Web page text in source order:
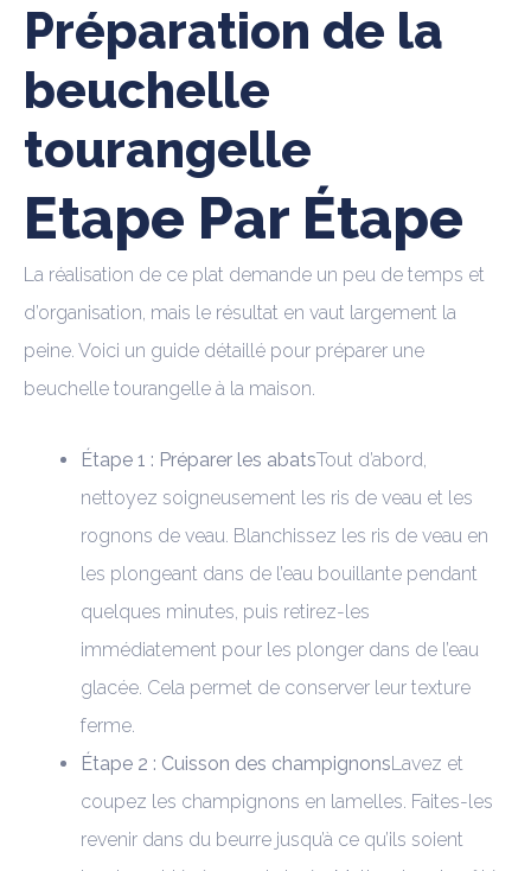
Préparation de la
beuchelle
tourangelle
Etape Par Étape
La réalisation de ce plat demande un peu de temps et
d’organisation, mais le résultat en vaut largement la
peine. Voici un guide détaillé pour préparer une
beuchelle tourangelle à la maison.
Étape 1 : Préparer les abatsTout d’abord,
nettoyez soigneusement les ris de veau et les
rognons de veau. Blanchissez les ris de veau en
les plongeant dans de l’eau bouillante pendant
quelques minutes, puis retirez-les
immédiatement pour les plonger dans de l’eau
glacée. Cela permet de conserver leur texture
ferme.
Étape 2 : Cuisson des champignonsLavez et
coupez les champignons en lamelles. Faites-les
revenir dans du beurre jusqu’à ce qu’ils soient